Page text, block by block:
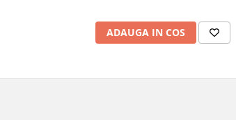
ADAUGA IN COS